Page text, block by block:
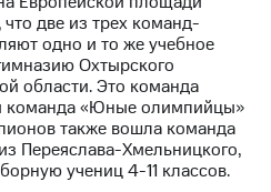
две из трех команд-
одно и то же учебное
Охтырского
области. Это команда
команда «Юные олимпийцы»
также вошла команда
Переяслава-Хмельницкого,
учениц 4-11 классов.